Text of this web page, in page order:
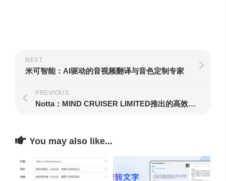
NEXT
米可智能：AI驱动的音视频翻译与音色定制专家
PREVIOUS
Notta：MIND CRUISER LIMITED推出的高效语音转写工具
You may also like...